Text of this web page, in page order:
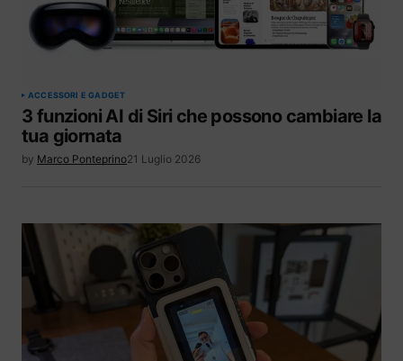
ACCESSORI E GADGET
3 funzioni AI di Siri che possono cambiare la
tua giornata
by Marco Ponteprino21 Luglio 2026